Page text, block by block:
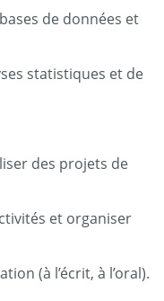
de données et
statistiques et de
des projets de
et organiser
(à l’écrit, à l’oral).